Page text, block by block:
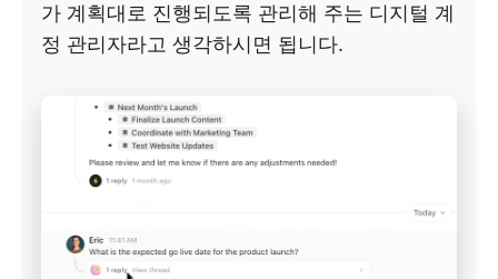
가 계획대로 진행되도록 관리해 주는 디지털 계
정 관리자라고 생각하시면 됩니다.